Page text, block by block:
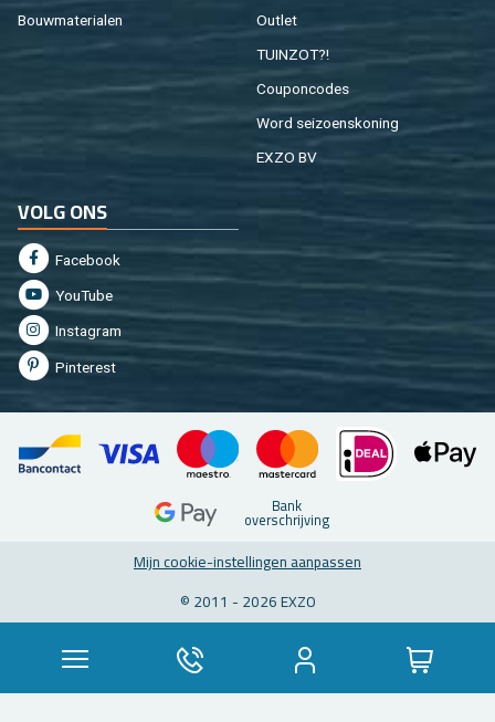
Bouw­ma­te­ri­a­len
Out­let
TUIN­ZOT?!
Cou­pon­co­des
Word sei­zoens­ko­ning
EXZO BV
VOLG ONS
Fa­cebook
You­Tu­be
In­st­agram
Pin­te­rest
Bank
over­schrij­ving
Mijn coo­kie-in­stel­lin­gen aan­pas­sen
© 2011 - 2026 EXZO